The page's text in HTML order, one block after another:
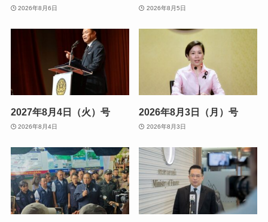
2026年8月6日 2026年8月5日
2027年8月4日（火）号
2026年8月4日
2026年8月3日（月）号
2026年8月3日